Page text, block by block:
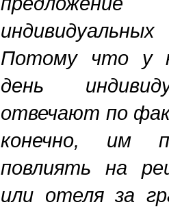
Потому что у
день
отвечают по
конечно, им
повлиять на
или отеля за